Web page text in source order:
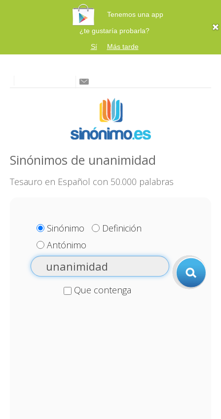
Tenemos una app
¿te gustaría probarla?
Sí
Más tarde
Sinónimos de unanimidad
Tesauro en Español con 50.000 palabras
Sinónimo
Definición
Antónimo
Que contenga